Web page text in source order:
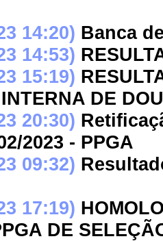
14:20) Banca
14:53)
15:19)
DE
20:30)
2023 - PPGA
09:32)
17:19)
DE